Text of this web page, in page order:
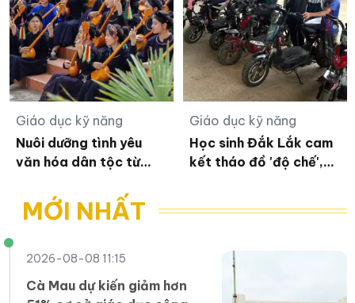
Giáo dục kỹ năng
Nuôi dưỡng tình yêu
văn hóa dân tộc từ
Giáo dục kỹ năng
Học sinh Đắk Lắk cam
kết tháo đồ 'độ chế',
MỚI NHẤT
2026-08-08 11:15
Cà Mau dự kiến giảm hơn